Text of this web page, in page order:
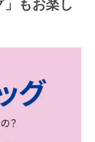
もお楽し